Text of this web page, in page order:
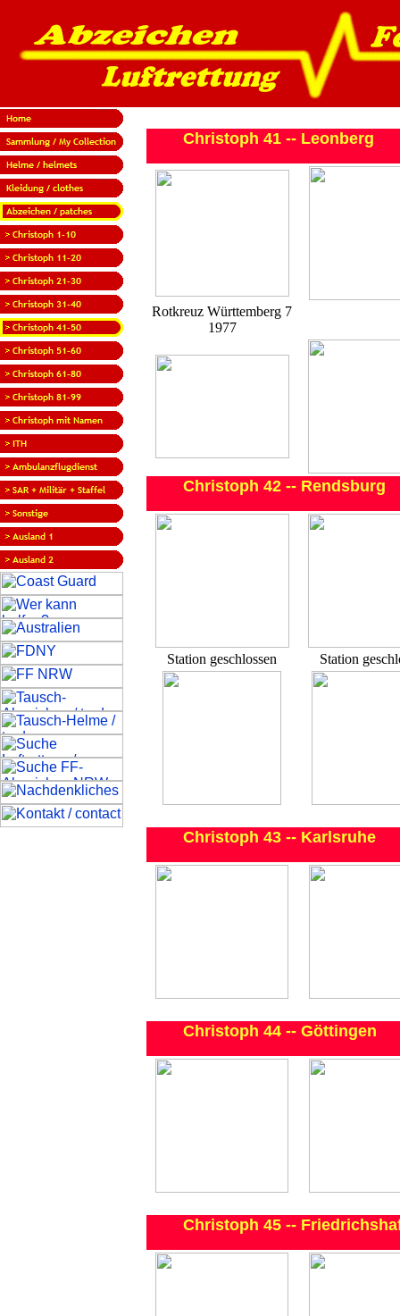
Christoph 41 -- Leonberg
Rotkreuz Württemberg 7
1977
Christoph 42 -- Rendsburg
Station geschlossen Station
Christoph 43 -- Karlsruhe
Christoph 44 -- Göttingen
Christoph 45 --